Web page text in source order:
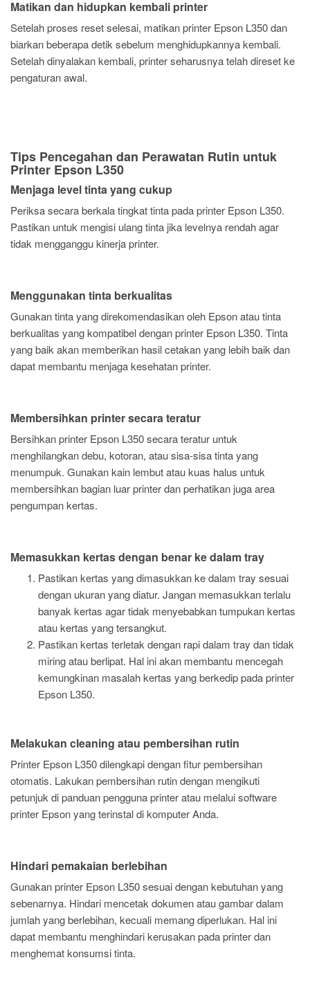
Matikan dan hidupkan kembali printer
Setelah proses reset selesai, matikan printer Epson L350 dan
biarkan beberapa detik sebelum menghidupkannya kembali.
Setelah dinyalakan kembali, printer seharusnya telah direset ke
pengaturan awal.
Tips Pencegahan dan Perawatan Rutin untuk
Printer Epson L350
Menjaga level tinta yang cukup
Periksa secara berkala tingkat tinta pada printer Epson L350.
Pastikan untuk mengisi ulang tinta jika levelnya rendah agar
tidak mengganggu kinerja printer.
Menggunakan tinta berkualitas
Gunakan tinta yang direkomendasikan oleh Epson atau tinta
berkualitas yang kompatibel dengan printer Epson L350. Tinta
yang baik akan memberikan hasil cetakan yang lebih baik dan
dapat membantu menjaga kesehatan printer.
Membersihkan printer secara teratur
Bersihkan printer Epson L350 secara teratur untuk
menghilangkan debu, kotoran, atau sisa-sisa tinta yang
menumpuk. Gunakan kain lembut atau kuas halus untuk
membersihkan bagian luar printer dan perhatikan juga area
pengumpan kertas.
Memasukkan kertas dengan benar ke dalam tray
Pastikan kertas yang dimasukkan ke dalam tray sesuai
dengan ukuran yang diatur. Jangan memasukkan terlalu
banyak kertas agar tidak menyebabkan tumpukan kertas
atau kertas yang tersangkut.
Pastikan kertas terletak dengan rapi dalam tray dan tidak
miring atau berlipat. Hal ini akan membantu mencegah
kemungkinan masalah kertas yang berkedip pada printer
Epson L350.
Melakukan cleaning atau pembersihan rutin
Printer Epson L350 dilengkapi dengan fitur pembersihan
otomatis. Lakukan pembersihan rutin dengan mengikuti
petunjuk di panduan pengguna printer atau melalui software
printer Epson yang terinstal di komputer Anda.
Hindari pemakaian berlebihan
Gunakan printer Epson L350 sesuai dengan kebutuhan yang
sebenarnya. Hindari mencetak dokumen atau gambar dalam
jumlah yang berlebihan, kecuali memang diperlukan. Hal ini
dapat membantu menghindari kerusakan pada printer dan
menghemat konsumsi tinta.